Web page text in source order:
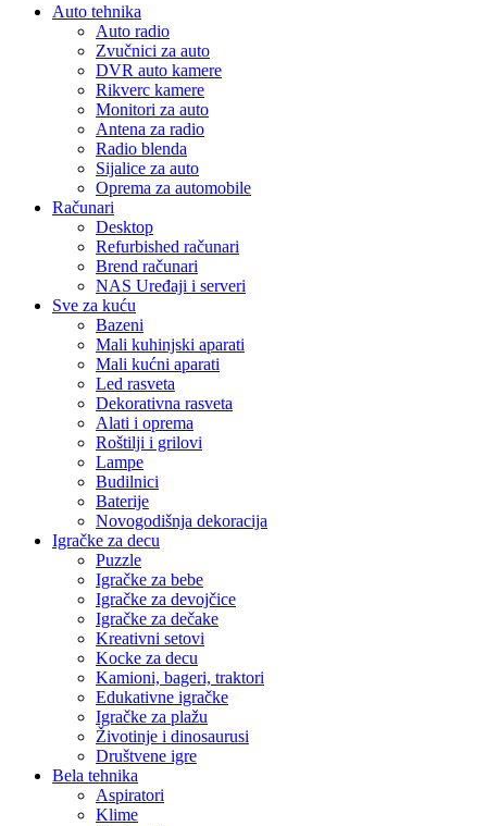
Auto tehnika
Auto radio
Zvučnici za auto
DVR auto kamere
Rikverc kamere
Monitori za auto
Antena za radio
Radio blenda
Sijalice za auto
Oprema za automobile
Računari
Desktop
Refurbished računari
Brend računari
NAS Uređaji i serveri
Sve za kuću
Bazeni
Mali kuhinjski aparati
Mali kućni aparati
Led rasveta
Dekorativna rasveta
Alati i oprema
Roštilji i grilovi
Lampe
Budilnici
Baterije
Novogodišnja dekoracija
Igračke za decu
Puzzle
Igračke za bebe
Igračke za devojčice
Igračke za dečake
Kreativni setovi
Kocke za decu
Kamioni, bageri, traktori
Edukativne igračke
Igračke za plažu
Životinje i dinosaurusi
Društvene igre
Bela tehnika
Aspiratori
Klime